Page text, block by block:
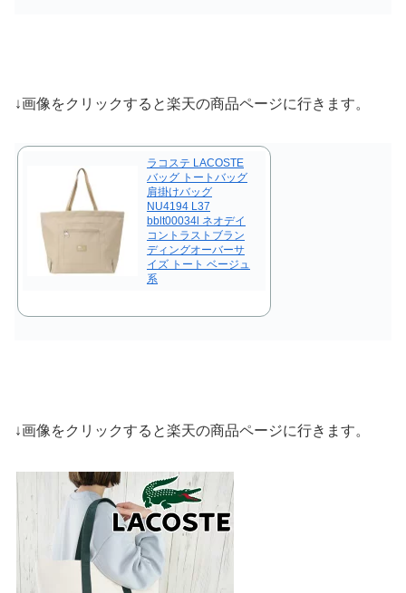
↓画像をクリックすると楽天の商品ページに行きます。
ラコステ LACOSTE
バッグ トートバッグ
肩掛けバッグ
NU4194 L37
bblt00034l ネオデイ
コントラストブラン
ディングオーバーサ
イズ トート ベージュ
系
↓画像をクリックすると楽天の商品ページに行きます。